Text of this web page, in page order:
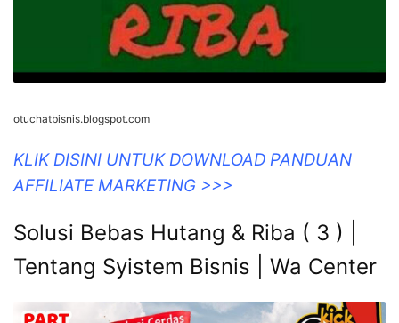
otuchatbisnis.blogspot.com
KLIK DISINI UNTUK DOWNLOAD PANDUAN
AFFILIATE MARKETING >>>
Solusi Bebas Hutang & Riba ( 3 ) |
Tentang Syistem Bisnis | Wa Center